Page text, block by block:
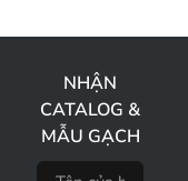
NHẬN
CATALOG &
MẪU GẠCH